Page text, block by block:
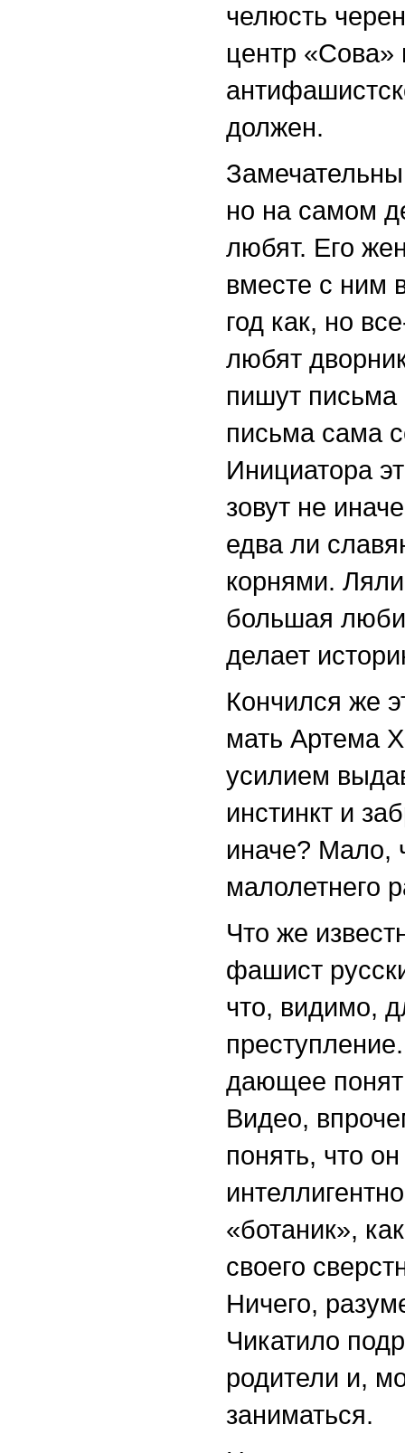
челюсть
центр «Сова»
должен.
но на самом
любят. Его
вместе с ним
год как, но
любят
пишут
письма сама
Инициатора
зовут не
едва ли
корнями.
большая
делает
Кончился же
мать Артема
усилием
инстинкт и
иначе? Мало,
малолетнего
Что же
фашист
что, видимо,
дающее
Видео,
понять, что
«ботаник»,
своего
Ничего,
Чикатило
родители и,
заниматься.